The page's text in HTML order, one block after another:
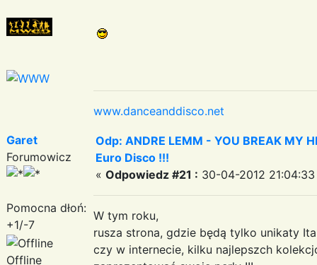
www.danceanddisco.net
Garet
Forumowicz
Pomocna dłoń:
+1/-7
Offline
Odp: ANDRE LEMM - YOU BREAK MY
Euro Disco !!!
« Odpowiedz #21 : 30-04-2012
W tym roku,
rusza strona, gdzie będą tylko unikaty
czy w internecie, kilku najlepszch